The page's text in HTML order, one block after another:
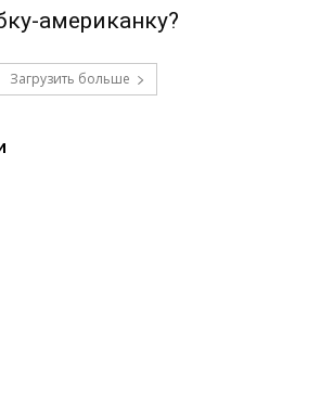
американку?
Загрузить больше